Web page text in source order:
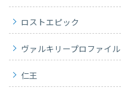
ロストエピック
ヴァルキリープロファイル
仁王